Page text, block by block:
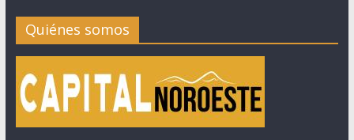
Quiénes somos